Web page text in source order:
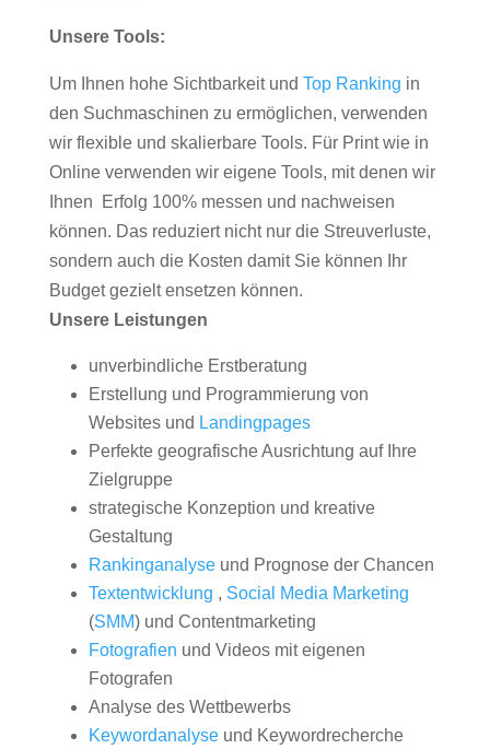
Unsere Tools:
Um Ihnen hohe Sichtbarkeit und Top Ranking in
den Suchmaschinen zu ermöglichen, verwenden
wir flexible und skalierbare Tools. Für Print wie in
Online verwenden wir eigene Tools, mit denen wir
Ihnen Erfolg 100% messen und nachweisen
können. Das reduziert nicht nur die Streuverluste,
sondern auch die Kosten damit Sie können Ihr
Budget gezielt ensetzen können.
Unsere Leistungen
unverbindliche Erstberatung
Erstellung und Programmierung von
Websites und Landingpages
Perfekte geografische Ausrichtung auf Ihre
Zielgruppe
strategische Konzeption und kreative
Gestaltung
Rankinganalyseund Prognose der Chancen
Textentwicklung , Social Media Marketing
(SMM) und Contentmarketing
Fotografien und Videos mit eigenen
Fotografen
Analyse des Wettbewerbs
Keywordanalyseund Keywordrecherche